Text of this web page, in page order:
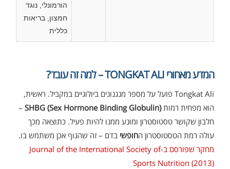
הורמונלי, נוגד
חמצון, בריאות
כללית
המדע מאחורי TONGKAT ALI – למה זה עובד?
Tongkat Ali פועל על מספר מנגנונים ביולוגיים במקביל. ראשית,
הוא מפחית רמותSHBG (Sex Hormone Binding Globulin)
–
חלבון שקושר טסטוסטרון ומונע ממנו להיות פעיל. כתוצאה מכך
עולה רמת הטסטוסטרון החופשי בדם – זה שהגוף אכן משתמש בו.
מחקר שפורסם ב-Journal of the International Society of
Sports Nutrition (2013)